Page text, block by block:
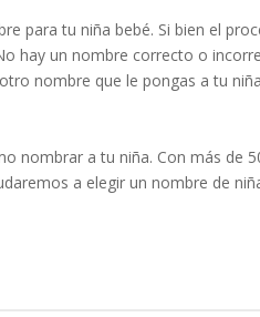
para tu niña bebé. Si bien el
hay un nombre correcto o
nombre que le pongas a tu
nombrar a tu niña. Con más de
a elegir un nombre de